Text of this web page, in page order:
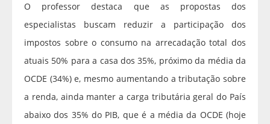
O professor destaca que as propostas dos
especialistas buscam reduzir a participação dos
impostos sobre o consumo na arrecadação total dos
atuais 50% para a casa dos 35%, próximo da média da
OCDE (34%) e, mesmo aumentando a tributação sobre
a renda, ainda manter a carga tributária geral do País
abaixo dos 35% do PIB, que é a média da OCDE (hoje